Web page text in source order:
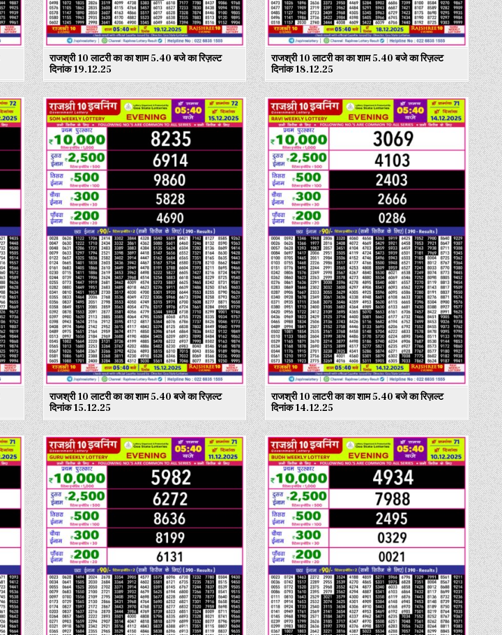
राजश्री 10 लाटरी का का शाम 5.40 बजे का रिज़ल्ट
दिनांक 19.12.25
राजश्री 10 लाटरी का का शाम 5.40 बजे का रिज़ल्ट
दिनांक 18.12.25
राजश्री 10 लाटरी का का शाम 5.40 बजे का रिज़ल्ट
दिनांक 15.12.25
राजश्री 10 लाटरी का का शाम 5.40 बजे का रिज़ल्ट
दिनांक 14.12.25